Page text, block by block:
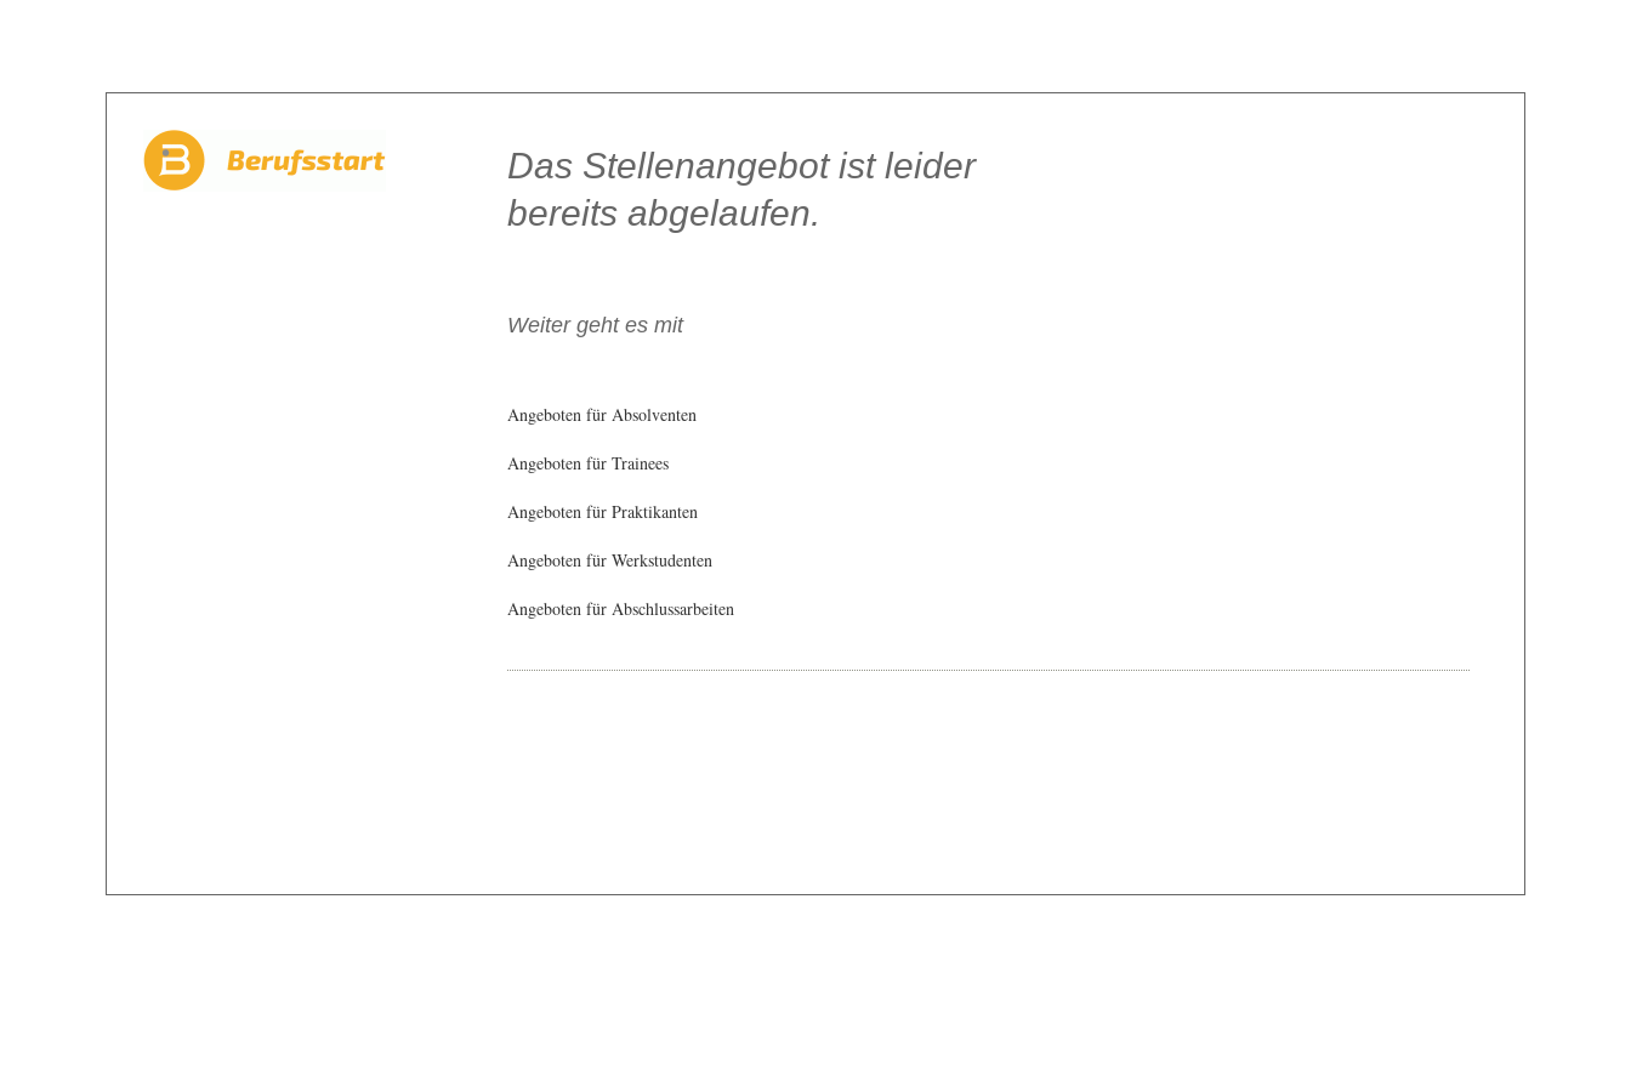
Das Stellenangebot ist leider
bereits abgelaufen.
Weiter geht es mit
Angeboten für Absolventen
Angeboten für Trainees
Angeboten für Praktikanten
Angeboten für Werkstudenten
Angeboten für Abschlussarbeiten